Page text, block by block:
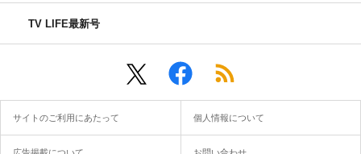
TV LIFE最新号
サイトのご利用にあたって 個人情報について